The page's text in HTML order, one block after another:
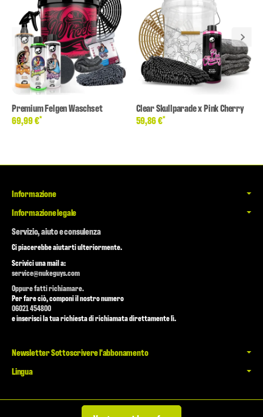
Premium Felgen Waschset
69,99 €*
Clear Skullparade x Pink Cherry
59,86 €*
Informazione
Informazione legale
Servizio, aiuto e consulenza
Ci piacerebbe aiutarti ulteriormente.
Scrivici una mail a:
service@nukeguys.com
Oppure fatti richiamare.
Per fare ciò, componi il nostro numero
06021 454800
e inserisci la tua richiesta di richiamata direttamente lì.
Newsletter Sottoscrivere l'abbonamento
Lingua